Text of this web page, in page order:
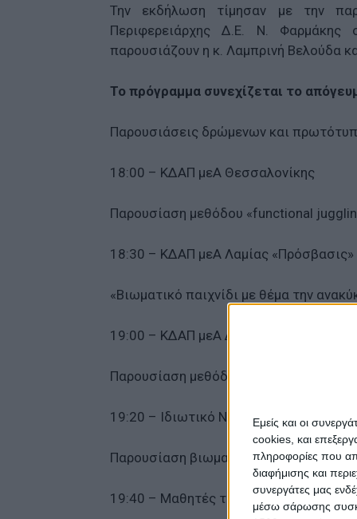
Εμείς και οι
cookies, και
πληροφορίες που
διαφήμισης και
συνεργάτες μας
μέσω σάρωσης
Την εκδήλωση τίμησαν με την
Περιφερειάρχης Δ.Ε. Ν. Φαρμάκης
παρουσιάζουν η κ. Λαμπρινή Βελούδα
Το πρόγραμμα συνεχίζεται το
Παρουσιάσεις δρώμενων και
18:00 – ΚΔΑΠ μεΑ Θεσσαλονίκης
Παρουσίαση μεθόδου «functional
18:30 – ΚΔΑΠ μεΑ Λαμίας «Πρόσβασις»
«Βιωματικό παιχνίδι με θέμα την
19:00 – ΚΔΑΠ μεΑ Δήμου Ζωγράφου
Παρουσίαση μεθόδου ζωγραφικής με
19:20 – Ιδιωτικό Νηπιαγωγείο
Παρουσίαση βιωματικού παιχνιδιού με
19:40 – Μαθητές τμήματος